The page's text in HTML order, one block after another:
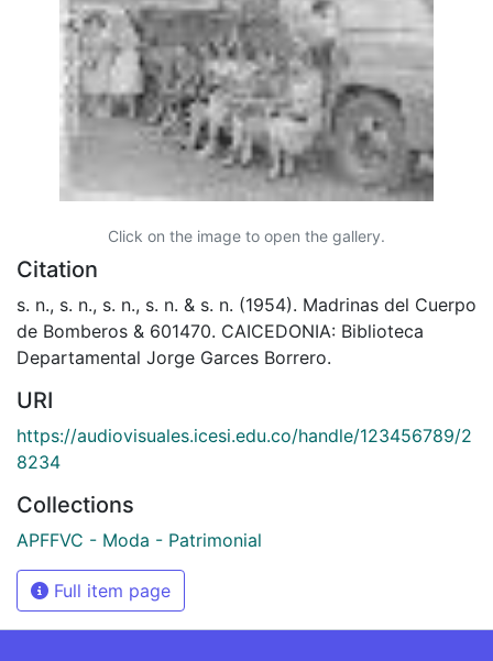
Click on the image to open the gallery.
Citation
s. n., s. n., s. n., s. n. & s. n. (1954). Madrinas del Cuerpo
de Bomberos & 601470. CAICEDONIA: Biblioteca
Departamental Jorge Garces Borrero.
URI
https://audiovisuales.icesi.edu.co/handle/123456789/2
8234
Collections
APFFVC - Moda - Patrimonial
Full item page